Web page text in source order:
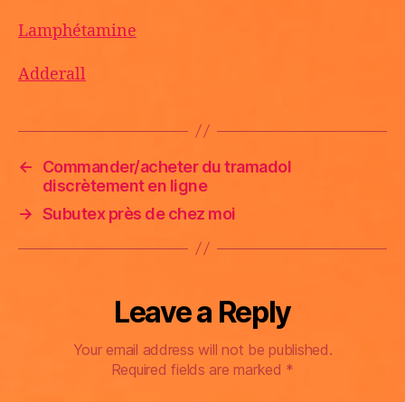
Lamphétamine
Adderall
←
Commander/acheter du tramadol
discrètement en ligne
→ Subutex près de chez moi
Leave a Reply
Your email address will not be published.
Required fields are marked *